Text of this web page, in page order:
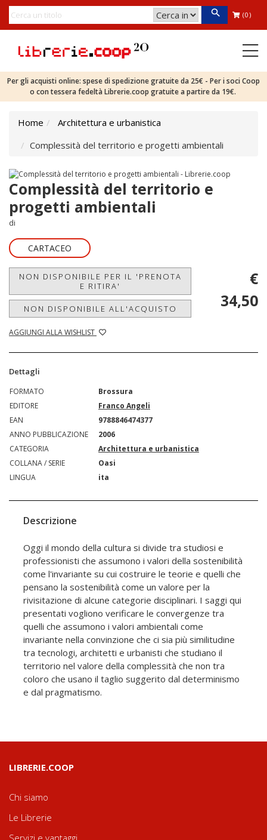
(0)
Per gli acquisti online: spese di spedizione gratuite da 25€ - Per i soci Coop
o con tessera fedeltà Librerie.coop gratuite a partire da 19€.
Home
Architettura e urbanistica
Complessità del territorio e progetti ambientali
Complessità del territorio e
progetti ambientali
di
CARTACEO
NON DISPONIBILE PER IL 'PRENOTA
E RITIRA'
NON DISPONIBILE ALL'ACQUISTO
AGGIUNGI ALLA WISHLIST
€
34,50
Dettagli
FORMATO
Brossura
EDITORE
Franco Angeli
EAN
9788846474377
ANNO PUBBLICAZIONE
2006
CATEGORIA
Architettura e urbanistica
COLLANA / SERIE
Oasi
LINGUA
ita
Descrizione
Oggi il mondo della cultura si divide tra studiosi e
professionisti che assumono i valori della sostenibilità
come l'invariante su cui costruire le teorie e quelli che
pensano la sostenibilità come un valore per la
rivisitazione di alcune categorie disciplinari. I saggi qui
presentati vogliono verificare le convergenze tra
quelli che assumono i valori ambientali come
invariante nella convinzione che ci sia più similitudine
tra tecnologi, architetti e urbanisti che studiano il
territorio nel valore della complessità che non tra
coloro che usano il taglio suggerito dal determinismo
e dal pragmatismo.
LIBRERIE.COOP
Chi siamo
Le Librerie
Servizi e vantaggi